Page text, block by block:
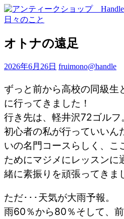
日々のこと
オトナの遠足
2026年6月26日 fruimono@handle
ずっと前から高校の同級生
に行ってきました！
行き先は、軽井沢72ゴルフ。
初心者の私が行っていいん
いの名門コースらしく、こ
ためにマジメにレッスンに
緒に素振りを頑張ってきま
ただ･･･天気が大雨予報。
雨60％から80％そして、